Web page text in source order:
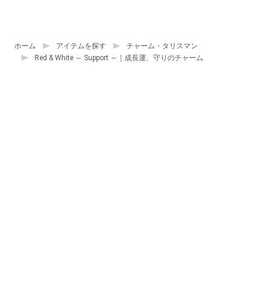
ホーム アイテムを探す
チャーム・タリスマン
Red & White ～ Support ～｜成長運、守りのチャーム